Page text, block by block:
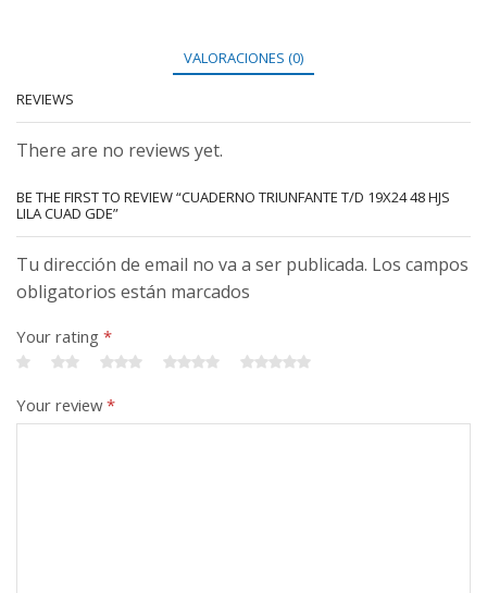
VALORACIONES (0)
REVIEWS
There are no reviews yet.
BE THE FIRST TO REVIEW “CUADERNO TRIUNFANTE T/D 19X24 48 HJS
LILA CUAD GDE”
Tu dirección de email no va a ser publicada. Los campos
obligatorios están marcados
Your rating *
Your review*